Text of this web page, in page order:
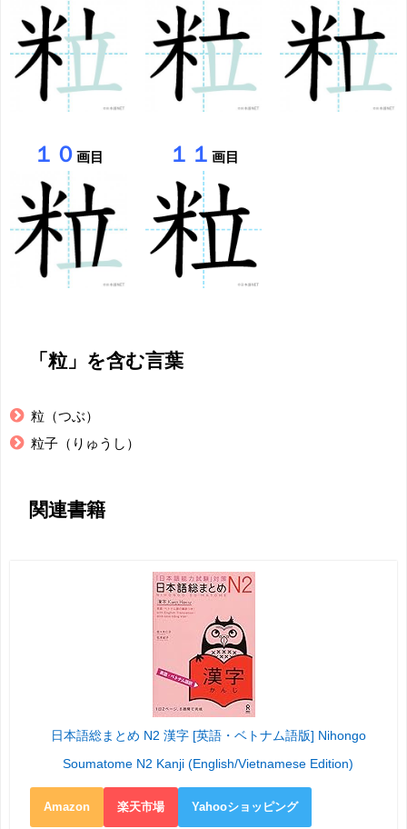
１０画目 １１ 画目
「粒」を含む言葉
粒（つぶ）
粒子（りゅうし）
関連書籍
日本語総まとめ N2 漢字 [英語・ベトナム語版] Nihongo
Soumatome N2 Kanji (English/Vietnamese Edition)
Amazon 楽天市場 Yahooショッピング